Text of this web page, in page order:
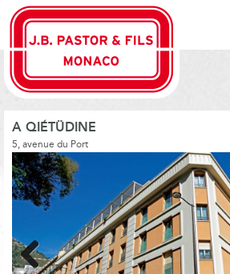
A QIÉTÜDINE
5, avenue du Port